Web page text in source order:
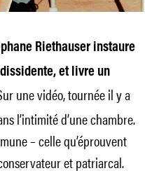
Riethauser instaure
et livre un
une vidéo, tournée il y a
l’intimité d’une chambre.
– celle qu’éprouvent
et patriarcal.